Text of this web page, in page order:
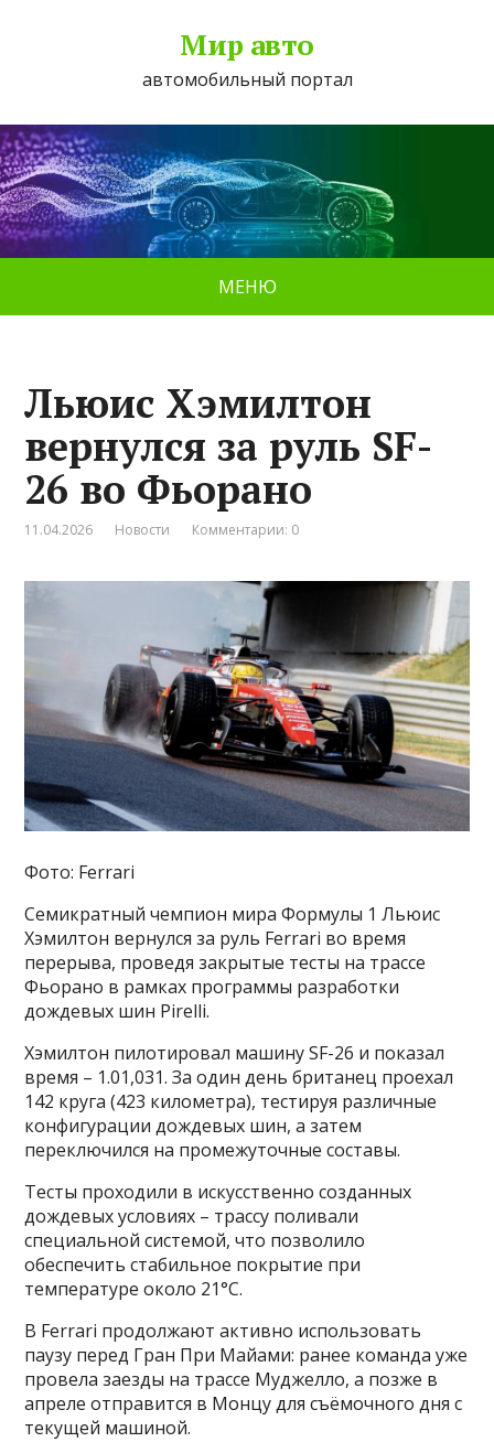
Мир авто
автомобильный портал
МЕНЮ
Льюис Хэмилтон
вернулся за руль SF-
26 во Фьорано
11.04.2026 Новости Комментарии: 0
Фото: Ferrari
Семикратный чемпион мира Формулы 1 Льюис
Хэмилтон вернулся за руль Ferrari во время
перерыва, проведя закрытые тесты на трассе
Фьорано в рамках программы разработки
дождевых шин Pirelli.
Хэмилтон пилотировал машину SF-26 и показал
время – 1.01,031. За один день британец проехал
142 круга (423 километра), тестируя различные
конфигурации дождевых шин, а затем
переключился на промежуточные составы.
Тесты проходили в искусственно созданных
дождевых условиях – трассу поливали
специальной системой, что позволило
обеспечить стабильное покрытие при
температуре около 21°C.
В Ferrari продолжают активно использовать
паузу перед Гран При Майами: ранее команда уже
провела заезды на трассе Муджелло, а позже в
апреле отправится в Монцу для съёмочного дня с
текущей машиной.